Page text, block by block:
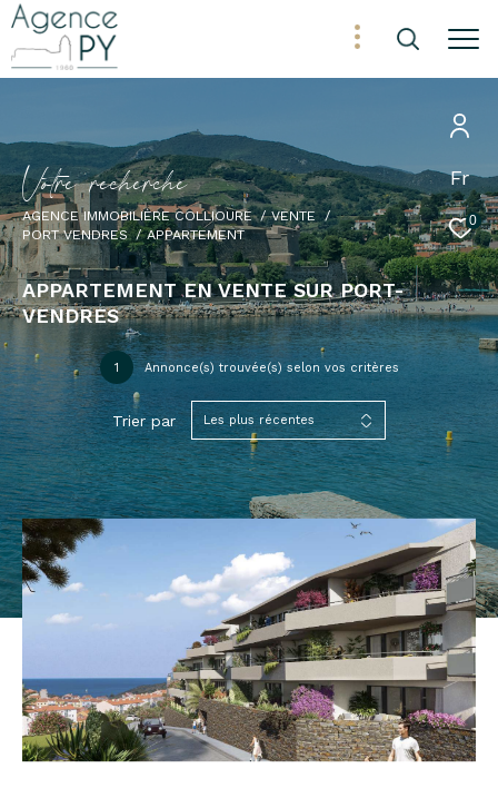
Fr
0
Votre recherche
AGENCE IMMOBILIÈRE COLLIOURE
VENTE
PORT VENDRES
APPARTEMENT
APPARTEMENT EN VENTE SUR PORT-
VENDRES
1 Annonce(s) trouvée(s) selon vos critères
Trier par Les plus récentes